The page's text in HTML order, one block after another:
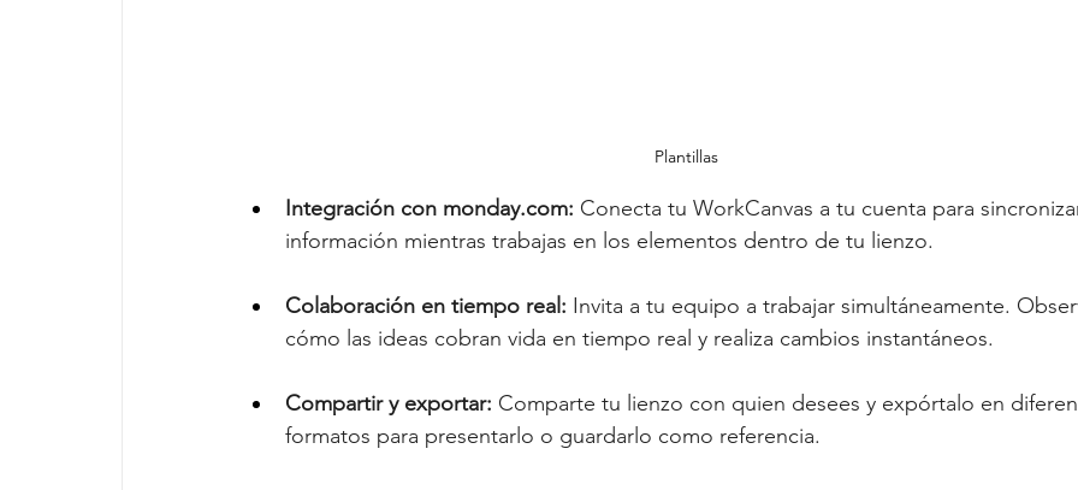
Plantillas
Integración con monday.com: Conecta tu WorkCanvas a tu cuenta para
información mientras trabajas en los elementos dentro de tu lienzo.
Colaboración en tiempo real: Invita a tu equipo a trabajar simultáneamente.
cómo las ideas cobran vida en tiempo real y realiza cambios instantáneos.
Compartir y exportar: Comparte tu lienzo con quien desees y expórtalo en
formatos para presentarlo o guardarlo como referencia.